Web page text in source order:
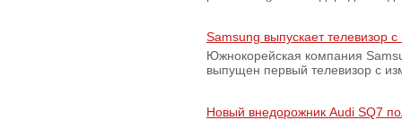
Samsung выпускает телевизор
Южнокорейская компания
выпущен первый телевизор с
Новый внедорожник Audi SQ7